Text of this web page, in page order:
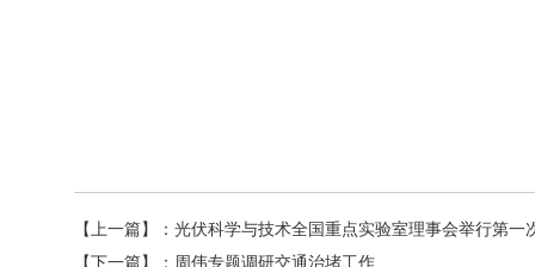
【上一篇】： 光伏科学与技术全国重点实验室理事会举行第一
【下一篇】： 周伟专题调研交通治堵工作